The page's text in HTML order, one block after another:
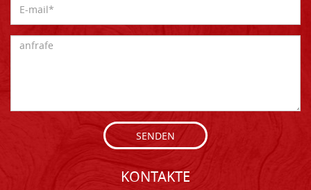
SENDEN
KONTAKTE